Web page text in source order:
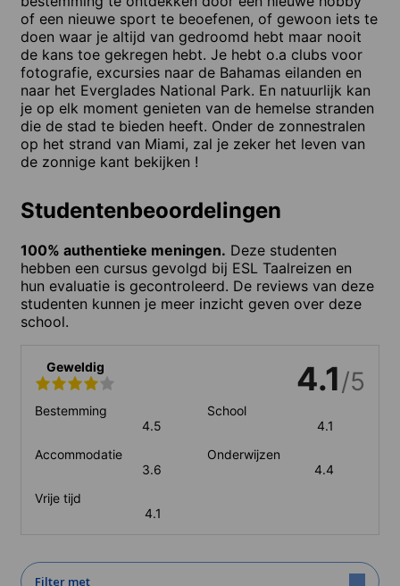
of een nieuwe sport te beoefenen, of gewoon iets te
doen waar je altijd van gedroomd hebt maar nooit
de kans toe gekregen hebt. Je hebt o.a clubs voor
fotografie, excursies naar de Bahamas eilanden en
naar het Everglades National Park. En natuurlijk kan
je op elk moment genieten van de hemelse stranden
die de stad te bieden heeft. Onder de zonnestralen
op het strand van Miami, zal je zeker het leven van
de zonnige kant bekijken !
Studentenbeoordelingen
100% authentieke meningen. Deze studenten
hebben een cursus gevolgd bij ESL Taalreizen en
hun evaluatie is gecontroleerd. De reviews van deze
studenten kunnen je meer inzicht geven over deze
school.
Geweldig 4.1/5
Bestemming
4.5
School
4.1
Accommodatie
3.6
Onderwijzen
4.4
Vrije tijd
4.1
Filter met